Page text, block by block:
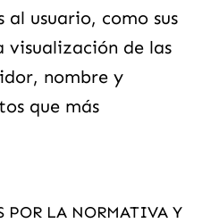
al usuario, como sus
visualización de las
nombre y
que más
POR LA NORMATIVA Y